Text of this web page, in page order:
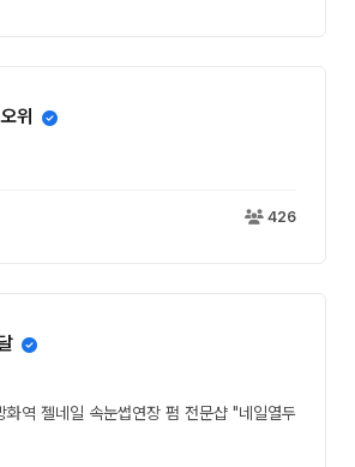
위
426
역 젤네일 속눈썹연장 펌 전문샵 "네일열두